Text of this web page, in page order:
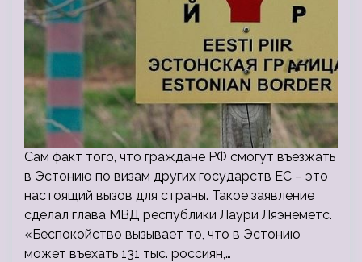
Сам факт того, что граждане РФ смогут въезжать
в Эстонию по визам других государств ЕС – это
настоящий вызов для страны. Такое заявление
сделал глава МВД республики Лаури Ляэнеметс.
«Беспокойство вызывает то, что в Эстонию
может въехать 131 тыс. россиян,…